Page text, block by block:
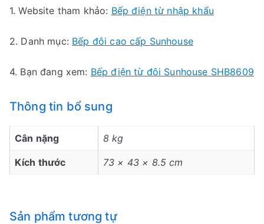
1. Website tham khảo: Bếp điện từ nhập khẩu
2. Danh mục: Bếp đôi cao cấp Sunhouse
4. Bạn đang xem: Bếp điện từ đôi Sunhouse SHB8609
Thông tin bổ sung
Cân nặng 8 kg
Kích thước 73 × 43 × 8.5 cm
Sản phẩm tương tự